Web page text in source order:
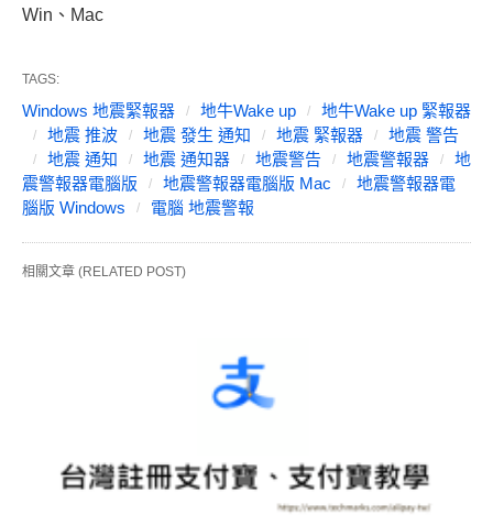
Win、Mac
TAGS:
Windows 地震緊報器 地牛Wake up
地牛Wake up 緊報器
地震 推波
地震 發生 通知 地震 緊報器
地震 警告
地震 通知
地震 通知器 地震警告 地震警報器
地
震警報器電腦版
地震警報器電腦版 Mac
地震警報器電
腦版 Windows
電腦 地震警報
相關文章 (RELATED POST)